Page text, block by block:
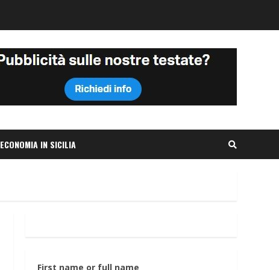
ECONOMIA IN SICILIA
First name or full name